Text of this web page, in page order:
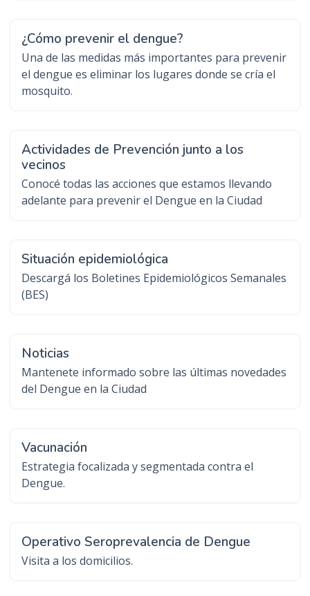
¿Cómo prevenir el dengue?
Una de las medidas más importantes para prevenir
el dengue es eliminar los lugares donde se cría el
mosquito.
Actividades de Prevención junto a los
vecinos
Conocé todas las acciones que estamos llevando
adelante para prevenir el Dengue en la Ciudad
Situación epidemiológica
Descargá los Boletines Epidemiológicos Semanales
(BES)
Noticias
Mantenete informado sobre las últimas novedades
del Dengue en la Ciudad
Vacunación
Estrategia focalizada y segmentada contra el
Dengue.
Operativo Seroprevalencia de Dengue
Visita a los domicilios.